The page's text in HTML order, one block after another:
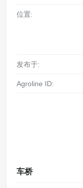
位置:
发布于:
Agroline ID:
车桥